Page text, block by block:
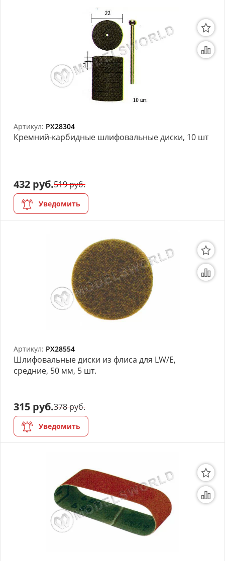
Артикул: PX28304
Кремний-карбидные шлифовальные диски, 10 шт
432 руб.519 руб.
Уведомить
Артикул: PX28554
Шлифовальные диски из флиса для LW/E,
средние, 50 мм, 5 шт.
315 руб.378 руб.
Уведомить